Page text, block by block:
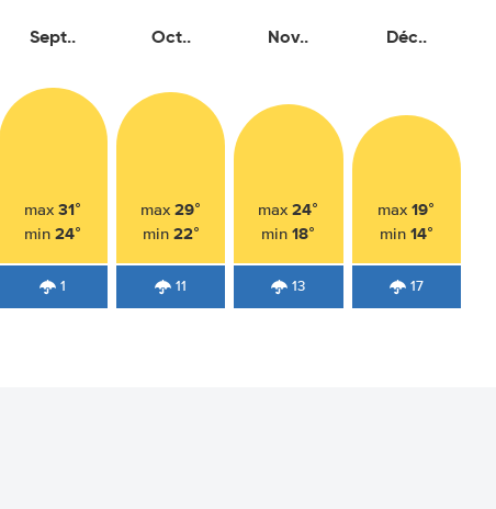
Sept..
max31°
min24°
1
Oct..
max29°
min 22°
11
Nov..
max24°
min18°
13
Déc..
max19°
min 14°
17